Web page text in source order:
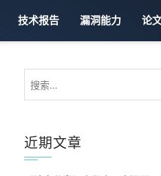
技术报告 漏洞能力 论
索：
近期文章